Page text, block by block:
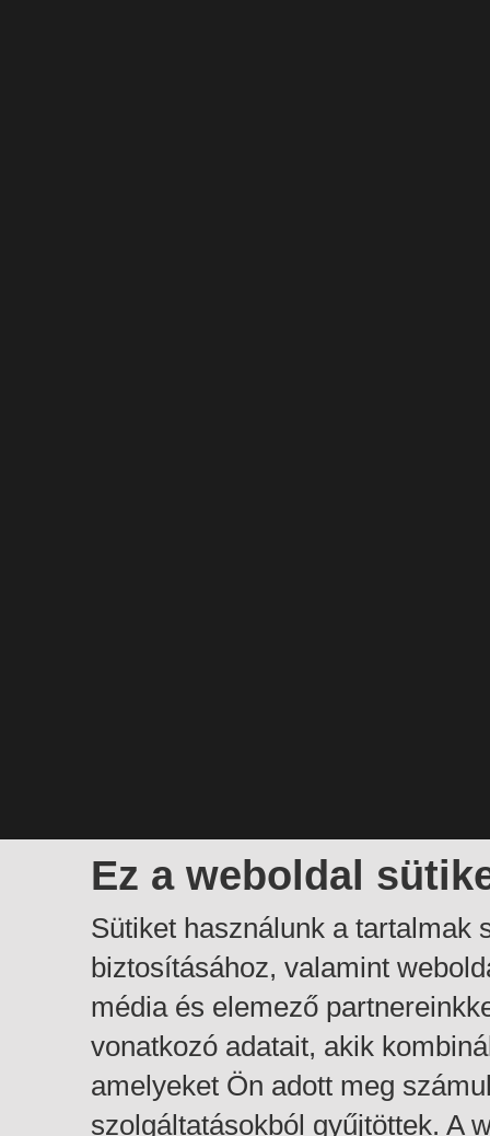
Ez a weboldal
Sütiket használunk a tartalmak
biztosításához, valamint
média és elemező
vonatkozó adatait, akik
amelyeket Ön adott meg
szolgáltatásokból gyűjtöttek. A